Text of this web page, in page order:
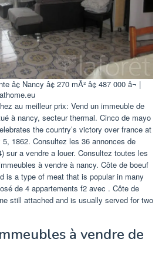
â¢ Nancy â¢ 270 mÂ² â¢ 487 000 â¬ |
au meilleur prix: Vend un immeuble de
à nancy, secteur thermal. Cinco de mayo
the country’s victory over france at
1862. Consultez les 36 annonces de
sur a vendre a louer. Consultez toutes les
à vendre à nancy. Côte de boeuf
is a type of meat that is popular in many
de 4 appartements f2 avec . Côte de
still attached and is usually served for two
à vendre de